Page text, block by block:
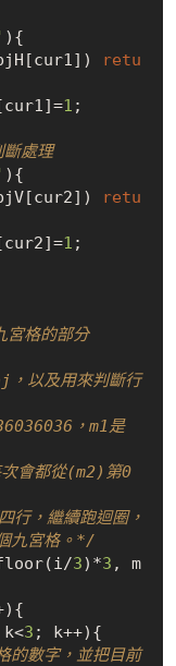
){
retu
1 ;
處理
){
retu
1 ;
格的部分
以及用來判斷行
個九宮格。*/
3)*3 , m
3 ; k++){
數字，並把目前